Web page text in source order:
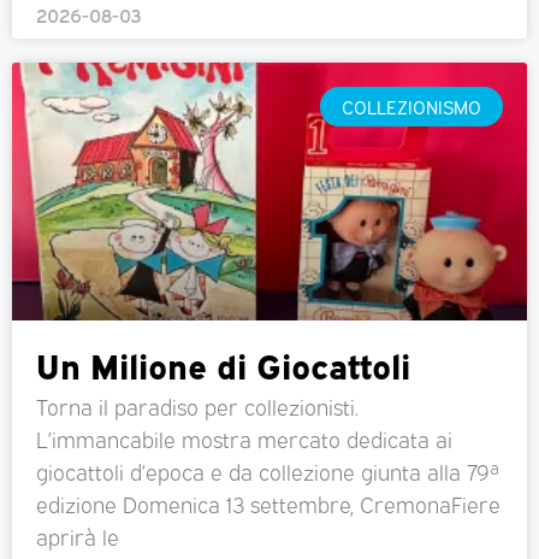
2026-08-03
COLLEZIONISMO
Un Milione di Giocattoli
Torna il paradiso per collezionisti.
L’immancabile mostra mercato dedicata ai
giocattoli d’epoca e da collezione giunta alla 79ª
edizione Domenica 13 settembre, CremonaFiere
aprirà le